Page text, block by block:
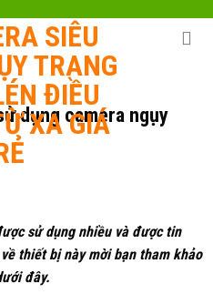
dụng camera ngụy
sử dụng nhiều và được tin
thiết bị này mời bạn tham khảo
đây.